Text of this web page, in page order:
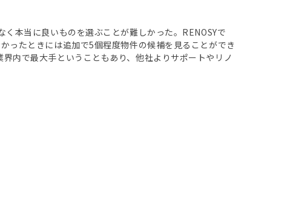
本当に良いものを選ぶことが難しかった。RENOSYで
ったときには追加で5個程度物件の候補を見ることができ
内で最大手ということもあり、他社よりサポートやリノ